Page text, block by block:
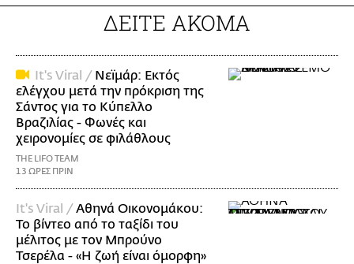
ΔΕΙΤΕ ΑΚΟΜΑ
It's Viral / Νεϊμάρ: Εκτός
ελέγχου μετά την πρόκριση της
Σάντος για το Κύπελλο
Βραζιλίας - Φωνές και
χειρονομίες σε φιλάθλους
THE LIFO TEAM
13 ΩΡΕΣ ΠΡΙΝ
It's Viral /Αθηνά Οικονομάκου:
Το βίντεο από το ταξίδι του
μέλιτος με τον Μπρούνο
Τσερέλα - «Η ζωή είναι όμορφη»